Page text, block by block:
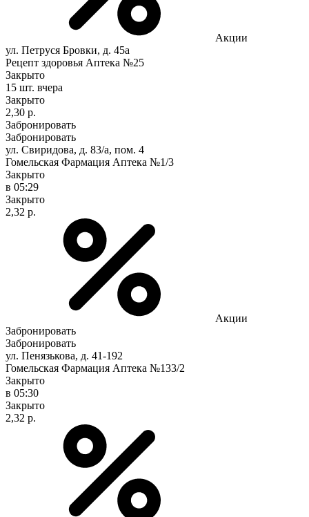
Акции
ул. Петруся Бровки, д. 45а
Рецепт здоровья Аптека №25
Закрыто
15 шт. вчера
Закрыто
2,30 р.
Забронировать
Забронировать
ул. Свиридова, д. 83/а, пом. 4
Гомельская Фармация Аптека №1/3
Закрыто
в 05:29
Закрыто
2,32 р.
Акции
Забронировать
Забронировать
ул. Пенязькова, д. 41-192
Гомельская Фармация Аптека №133/2
Закрыто
в 05:30
Закрыто
2,32 р.